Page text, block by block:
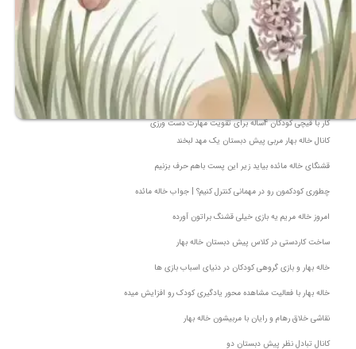
کار با قیچی کودکان 4ساله برای تقویت مهارت دست ورزی
کانال خاله بهار مربی پیش دبستان یک مهد لبخند
قشنگای خاله مائده بیاید زیر این پست باهم حرف بزنیم
چطوری کودکمون رو در مهمانی کنترل کنیم؟ | جواب خاله مائده
امروز خاله مریم یه بازی خیلی قشنگ براتون آورده
ساخت کاردستی در کلاس پیش دبستان خاله بهار
خاله بهار و بازی گروهی کودکان در دنیای اسباب بازی ها
خاله بهار با فعالیت مشاهده محور یادگیری کودک رو افزایش میده
نقاشی خلاق رهام و رایان با مربیشون خاله بهار
کانال تبادل نظر پیش دبستان دو